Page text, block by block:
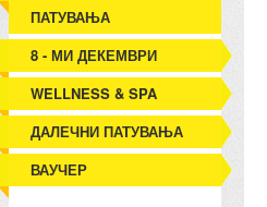
ПАТУВАЊА
8 - МИ ДЕКЕМВРИ
WELLNESS & SPA
ДАЛЕЧНИ ПАТУВАЊА
ВАУЧЕР